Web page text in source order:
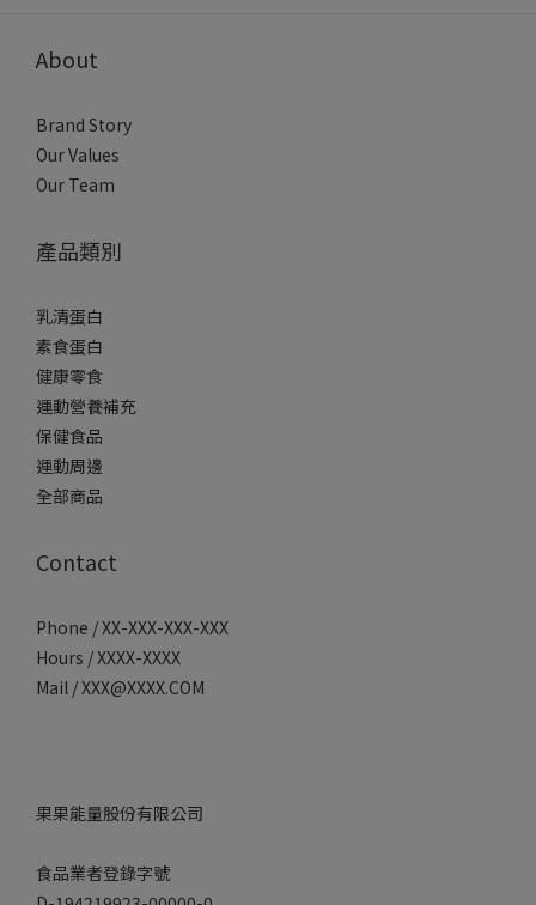
About
Brand Story
Our Values
Our Team
產品類別
乳清蛋白
素食蛋白
健康零食
運動營養補充
保健食品
運動周邊
全部商品
Contact
Phone / XX-XXX-XXX-XXX
Hours / XXXX-XXXX
Mail / XXX@XXXX.COM
果果能量股份有限公司
食品業者登錄字號